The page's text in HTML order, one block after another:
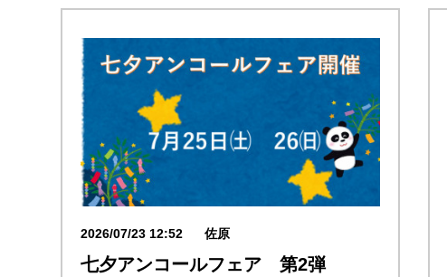
2026/07/23 12:52 佐原
七夕アンコールフェア 第2弾